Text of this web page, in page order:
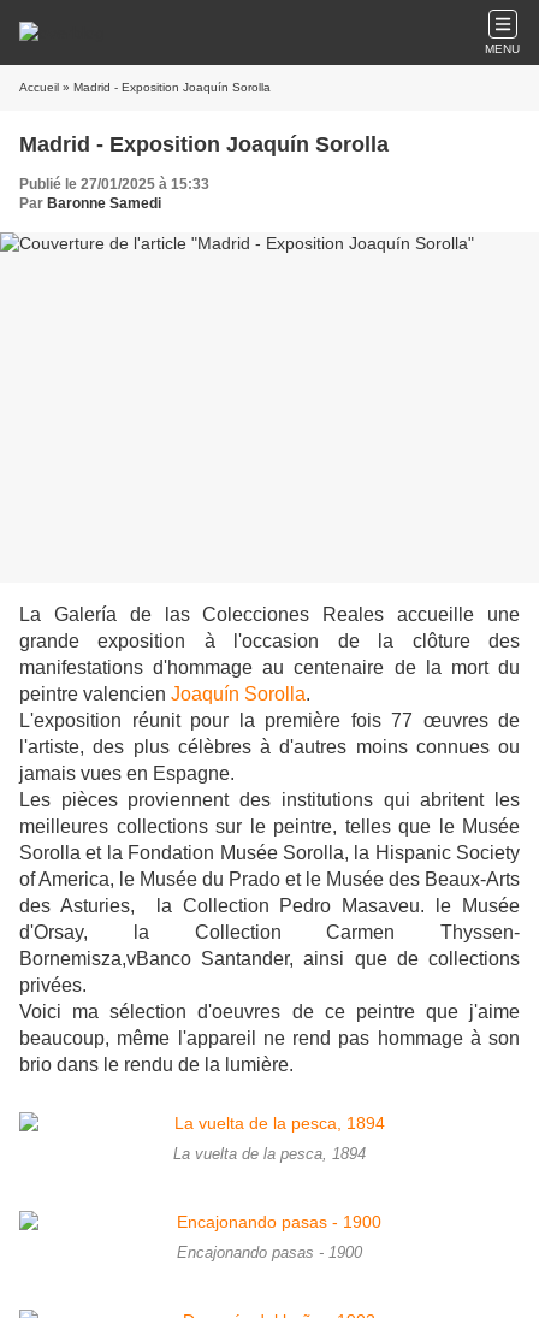
MENU
Accueil » Madrid - Exposition Joaquín Sorolla
Madrid - Exposition Joaquín Sorolla
Publié le 27/01/2025 à 15:33
Par Baronne Samedi
La Galería de las Colecciones Reales accueille une
grande exposition à l'occasion de la clôture des
manifestations d'hommage au centenaire de la mort du
peintre valencien Joaquín Sorolla.
L'exposition réunit pour la première fois 77 œuvres de
l'artiste, des plus célèbres à d'autres moins connues ou
jamais vues en Espagne.
Les pièces proviennent des institutions qui abritent les
meilleures collections sur le peintre, telles que le Musée
Sorolla et la Fondation Musée Sorolla, la Hispanic Society
of America, le Musée du Prado et le Musée des Beaux-Arts
des Asturies, la Collection Pedro Masaveu. le Musée
d'Orsay, la Collection Carmen Thyssen-
Bornemisza,vBanco Santander, ainsi que de collections
privées.
Voici ma sélection d'oeuvres de ce peintre que j'aime
beaucoup, même l'appareil ne rend pas hommage à son
brio dans le rendu de la lumière.
La vuelta de la pesca, 1894
Encajonando pasas - 1900